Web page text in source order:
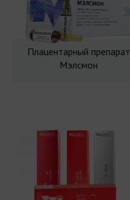
Плацентарный препарат
Мэлсмон